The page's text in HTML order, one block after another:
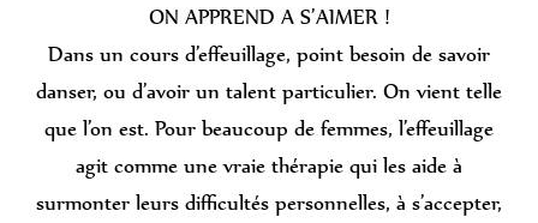
ON APPREND A S’AIMER !
Dans un cours d’effeuillage, point besoin de savoir
danser, ou d’avoir un talent particulier. On vient telle
que l’on est. Pour beaucoup de femmes, l’effeuillage
agit comme une vraie thérapie qui les aide à
surmonter leurs difficultés personnelles, à s’accepter,